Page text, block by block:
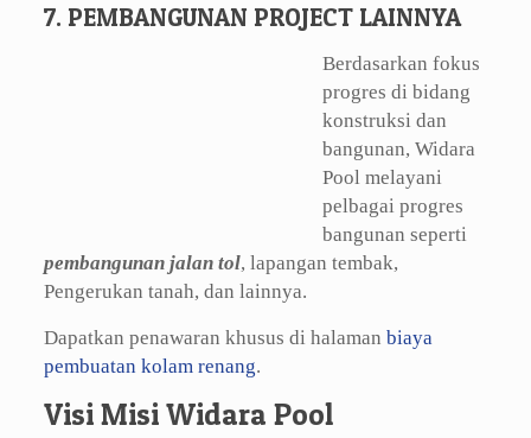
7. PEMBANGUNAN PROJECT LAINNYA
Berdasarkan fokus
progres di bidang
konstruksi dan
bangunan, Widara
Pool melayani
pelbagai progres
bangunan seperti
pembangunan jalan tol, lapangan tembak,
Pengerukan tanah, dan lainnya.
Dapatkan penawaran khusus di halaman biaya
pembuatan kolam renang.
Visi Misi Widara Pool